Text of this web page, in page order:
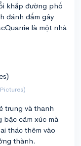
khắp đường phố
đánh đấm gây
là một nhà
trung và thanh
bậc cảm xúc mà
thác thêm vào
thành.